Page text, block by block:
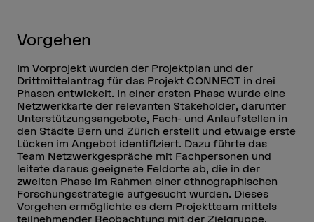
Vorgehen
Im Vorprojekt wurden der Projektplan und der
Drittmittelantrag für das Projekt CONNECT in drei
Phasen entwickelt. In einer ersten Phase wurde eine
Netzwerkkarte der relevanten Stakeholder, darunter
Unterstützungsangebote, Fach- und Anlaufstellen in
den Städte Bern und Zürich erstellt und etwaige erste
Lücken im Angebot identifiziert. Dazu führte das
Team Netzwerkgespräche mit Fachpersonen und
leitete daraus geeignete Feldorte ab, die in der
zweiten Phase im Rahmen einer ethnographischen
Forschungsstrategie aufgesucht wurden. Dieses
Vorgehen ermöglichte es dem Projektteam mittels
teilnehmender Beobachtung mit der Zielgruppe,